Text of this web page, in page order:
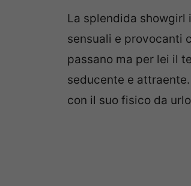
La splendida
sensuali e provocanti
passano ma per lei il
seducente e
con il suo fisico da